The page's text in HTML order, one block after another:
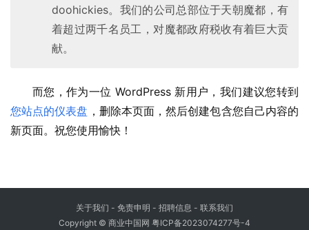
doohickies。我们的公司总部位于天朝魔都，有
着超过两千名员工，对魔都政府税收有着巨大贡
献。
而您，作为一位 WordPress 新用户，我们建议您转到
您站点的仪表盘 ，删除本页面，然后创建包含您自己内容的
新页面。祝您使用愉快！
关于我们 - 免责申明 - 招聘信息 - 联系我们
Copyright © 商业中国网 粤ICP备2023074277号-4